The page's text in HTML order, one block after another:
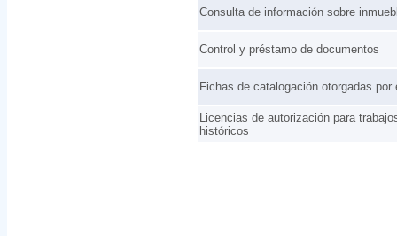
Consulta de información sobre
Control y préstamo de documentos
Fichas de catalogación otorgadas
Licencias de autorización para
históricos